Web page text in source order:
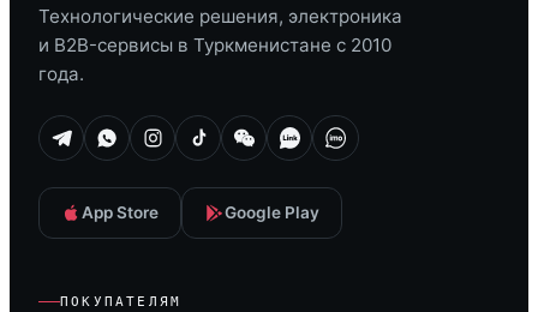
Технологические решения, электроника
и B2B-сервисы в Туркменистане с 2010
года.
App Store Google Play
ПОКУПАТЕЛЯМ